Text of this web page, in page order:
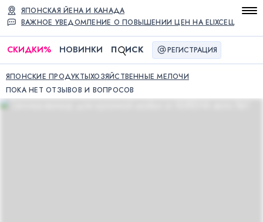
ВАЖНОЕ УВЕДОМЛЕНИЕ О ПОВЫШЕНИИ ЦЕН НА ELIXCELL
ЯПОНСКАЯ ЙЕНА И КАНАДА
СКИДКИ% НОВИНКИ П ИСК РЕГИСТРАЦИЯ
ЯПОНСКИЕ ПРОДУКТЫХОЗЯЙСТВЕННЫЕ МЕЛОЧИ
ПОКА НЕТ ОТЗЫВОВ И ВОПРОСОВ